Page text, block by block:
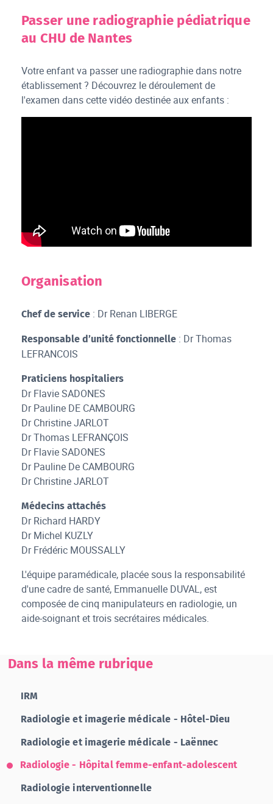
Passer une radiographie pédiatrique
au CHU de Nantes
Votre enfant va passer une radiographie dans notre
établissement ? Découvrez le déroulement de
l'examen dans cette vidéo destinée aux enfants :
Organisation
Chef de service : Dr Renan LIBERGE
Responsable d’unité fonctionnelle : Dr Thomas
LEFRANCOIS
Praticiens hospitaliers
Dr Flavie SADONES
Dr Pauline DE CAMBOURG
Dr Christine JARLOT
Dr Thomas LEFRANÇOIS
Dr Flavie SADONES
Dr Pauline De CAMBOURG
Dr Christine JARLOT
Médecins attachés
Dr Richard HARDY
Dr Michel KUZLY
Dr Frédéric MOUSSALLY
L'équipe paramédicale, placée sous la responsabilité
d'une cadre de santé, Emmanuelle DUVAL, est
composée de cinq manipulateurs en radiologie, un
aide-soignant et trois secrétaires médicales.
Dans la même rubrique
IRM
Radiologie et imagerie médicale - Hôtel-Dieu
Radiologie et imagerie médicale - Laënnec
Radiologie - Hôpital femme-enfant-adolescent
Radiologie interventionnelle